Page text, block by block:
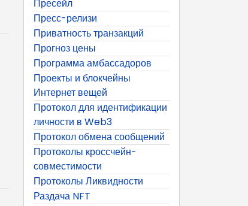
Пресейл
Пресс-релизи
Приватность транзакций
Прогноз цены
Программа амбассадоров
Проекты и блокчейны
Интернет вещей
Протокол для идентификации
личности в Web3
Протокол обмена сообщений
Протоколы кроссчейн-
совместимости
Протоколы Ликвидности
Раздача NFT